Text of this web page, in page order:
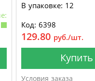
В упаковке: 12
Код: 6398
129.80 руб./шт.
Купить
Условия заказа